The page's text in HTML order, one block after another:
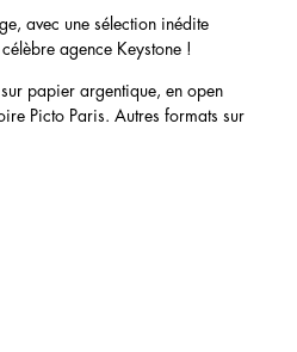
avec une sélection inédite
agence Keystone !
sur papier argentique, en open
Picto Paris. Autres formats sur